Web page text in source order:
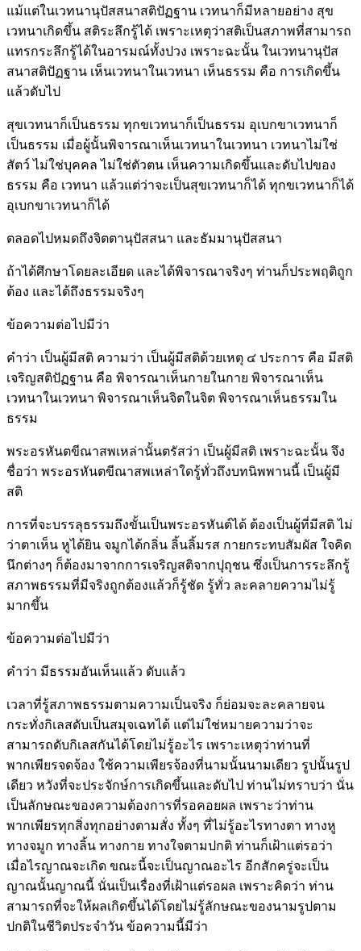
แม้แต่ในเวทนานุปัสสนาสติปัฏฐาน เวทนาก็มีหลายอย่าง สุข
เวทนาเกิดขึ้น สติระลึกรู้ได้ เพราะเหตุว่าสติเป็นสภาพที่สามารถ
แทรกระลึกรู้ได้ในอารมณ์ทั้งปวง เพราะฉะนั้น ในเวทนานุปัส
สนาสติปัฏฐาน เห็นเวทนาในเวทนา เห็นธรรม คือ การเกิดขึ้น
แล้วดับไป
สุขเวทนาก็เป็นธรรม ทุกขเวทนาก็เป็นธรรม อุเบกขาเวทนาก็
เป็นธรรม เมื่อผู้นั้นพิจารณาเห็นเวทนาในเวทนา เวทนาไม่ใช่
สัตว์ ไม่ใช่บุคคล ไม่ใช่ตัวตน เห็นความเกิดขึ้นและดับไปของ
ธรรม คือ เวทนา แล้วแต่ว่าจะเป็นสุขเวทนาก็ได้ ทุกขเวทนาก็ได้
อุเบกขาเวทนาก็ได้
ตลอดไปหมดถึงจิตตานุปัสสนา และธัมมานุปัสสนา
ถ้าได้ศึกษาโดยละเอียด และได้พิจารณาจริงๆ ท่านก็ประพฤติถูก
ต้อง และได้ถึงธรรมจริงๆ
ข้อความต่อไปมีว่า
คำว่า เป็นผู้มีสติ ความว่า เป็นผู้มีสติด้วยเหตุ ๔ ประการ คือ มีสติ
เจริญสติปัฏฐาน คือ พิจารณาเห็นกายในกาย พิจารณาเห็น
เวทนาในเวทนา พิจารณาเห็นจิตในจิต พิจารณาเห็นธรรมใน
ธรรม
พระอรหันตขีณาสพเหล่านั้นตรัสว่า เป็นผู้มีสติ เพราะฉะนั้น จึง
ชื่อว่า พระอรหันตขีณาสพเหล่าใดรู้ทั่วถึงบทนิพพานนี้ เป็นผู้มี
สติ
การที่จะบรรลุธรรมถึงขั้นเป็นพระอรหันต์ได้ ต้องเป็นผู้ที่มีสติ ไม่
ว่าตาเห็น หูได้ยิน จมูกได้กลิ่น ลิ้นลิ้มรส กายกระทบสัมผัส ใจคิด
นึกต่างๆ ก็ต้องมาจากการเจริญสติจากปุถุชน ซึ่งเป็นการระลึกรู้
สภาพธรรมที่มีจริงถูกต้องแล้วก็รู้ชัด รู้ทั่ว ละคลายความไม่รู้
มากขึ้น
ข้อความต่อไปมีว่า
คำว่า มีธรรมอันเห็นแล้ว ดับแล้ว
เวลาที่รู้สภาพธรรมตามความเป็นจริง ก็ย่อมจะละคลายจน
กระทั่งกิเลสดับเป็นสมุจเฉทได้ แต่ไม่ใช่หมายความว่าจะ
สามารถดับกิเลสกันได้โดยไม่รู้อะไร เพราะเหตุว่าท่านที่
พากเพียรจดจ้อง ใช้ความเพียรจ้องที่นามนั้นนามเดียว รูปนั้นรูป
เดียว หวังที่จะประจักษ์การเกิดขึ้นและดับไป ท่านไม่ทราบว่า นั่น
เป็นลักษณะของความต้องการที่รอคอยผล เพราะว่าท่าน
พากเพียรทุกสิ่งทุกอย่างตามสั่ง ทั้งๆ ที่ไม่รู้อะไรทางตา ทางหู
ทางจมูก ทางลิ้น ทางกาย ทางใจตามปกติ ท่านก็เฝ้าแต่รอว่า
เมื่อไรญาณจะเกิด ขณะนี้จะเป็นญาณอะไร อีกสักครู่จะเป็น
ญาณนั้นญาณนี้ นั่นเป็นเรื่องที่เฝ้าแต่รอผล เพราะคิดว่า ท่าน
สามารถที่จะให้ผลเกิดขึ้นได้โดยไม่รู้ลักษณะของนามรูปตาม
ปกติในชีวิตประจำวัน ข้อความนี้มีว่า